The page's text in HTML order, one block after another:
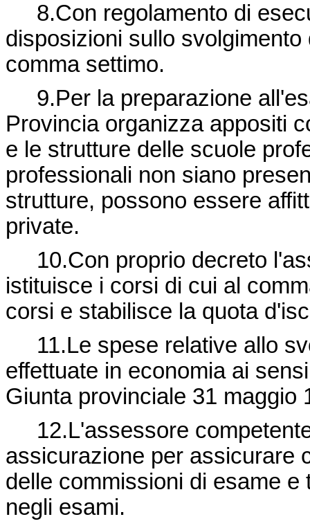
8.Con regolamento di
disposizioni sullo
comma settimo.
9.Per la preparazione
Provincia organizza appositi
e le strutture delle scuole
professionali non siano
strutture, possono essere
private.
10.Con proprio decreto
istituisce i corsi di cui al
corsi e stabilisce la quota
11.Le spese relative allo
effettuate in economia ai
Giunta provinciale 31 maggio
12.L'assessore
assicurazione per assicurare
delle commissioni di esame
negli esami.